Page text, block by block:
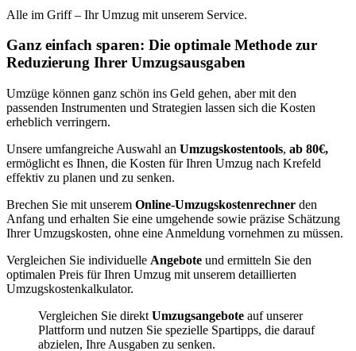
Alle im Griff – Ihr Umzug mit unserem Service.
Ganz einfach sparen: Die optimale Methode zur
Reduzierung Ihrer Umzugsausgaben
Umzüge können ganz schön ins Geld gehen, aber mit den
passenden Instrumenten und Strategien lassen sich die Kosten
erheblich verringern.
Unsere umfangreiche Auswahl an Umzugskostentools, ab 80€,
ermöglicht es Ihnen, die Kosten für Ihren Umzug nach Krefeld
effektiv zu planen und zu senken.
Brechen Sie mit unserem Online-Umzugskostenrechner den
Anfang und erhalten Sie eine umgehende sowie präzise Schätzung
Ihrer Umzugskosten, ohne eine Anmeldung vornehmen zu müssen.
Vergleichen Sie individuelle Angebote und ermitteln Sie den
optimalen Preis für Ihren Umzug mit unserem detaillierten
Umzugskostenkalkulator.
Vergleichen Sie direkt Umzugsangebote auf unserer
Plattform und nutzen Sie spezielle Spartipps, die darauf
abzielen, Ihre Ausgaben zu senken.